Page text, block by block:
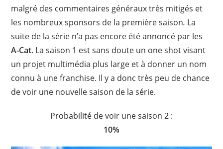
malgré des commentaires généraux très mitigés et
les nombreux sponsors de la première saison. La
suite de la série n’a pas encore été annoncé par les
A-Cat. La saison 1 est sans doute un one shot visant
un projet multimédia plus large et à donner un nom
connu à une franchise. Il y a donc très peu de chance
de voir une nouvelle saison de la série.
Probabilité de voir une saison 2 :
10%